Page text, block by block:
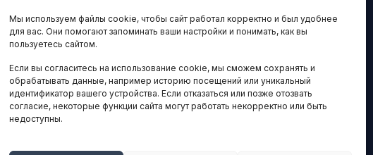
Мы используем файлы cookie, чтобы сайт работал корректно и был удобнее
для вас. Они помогают запоминать ваши настройки и понимать, как вы
пользуетесь сайтом.
Если вы согласитесь на использование cookie, мы сможем сохранять и
обрабатывать данные, например историю посещений или уникальный
идентификатор вашего устройства. Если отказаться или позже отозвать
согласие, некоторые функции сайта могут работать некорректно или быть
недоступны.
ТЕХНОЛОГИИ И
ИННОВАЦИИ
Стартапы и исследования
Цифровая экономика
Остальные новости
ДЕЛОВОЕ
ARTICLES IN
ENGLISH
НАВИГАЦИЯ
Архив материалов